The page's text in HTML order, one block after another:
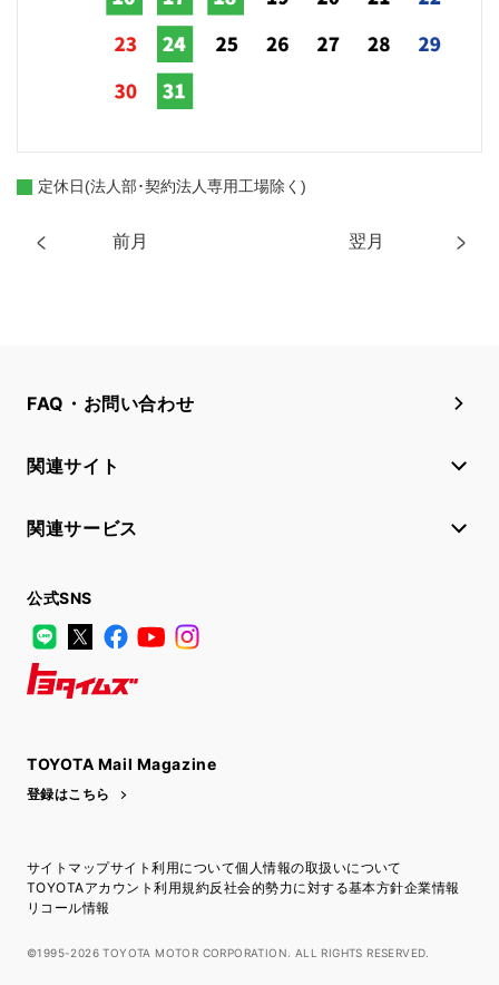
前月 翌月
定休日(法人部･契約法人専用工場除く)
FAQ・お問い合わせ
関連サイト
関連サービス
公式SNS
LINE
X FacebookYouTube
TOYOTA Mail Magazine
登録はこちら
サイトマップサイト利用について個人情報の取扱いについて
TOYOTAアカウント利用規約反社会的勢力に対する基本方針企業情報
リコール情報
©1995-2026 TOYOTA MOTOR CORPORATION. ALL RIGHTS RESERVED.